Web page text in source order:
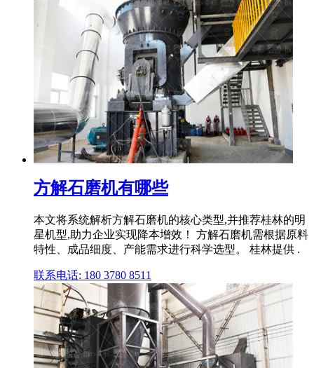
方解石磨机有哪些
本文将系统解析方解石磨机的核心类型,并推荐桂林的明
星机型,助力企业实现降本增效！ 方解石磨机需根据原料
特性、成品细度、产能需求进行科学选型。 桂林提供 .
联系电话: 180 3780 8511